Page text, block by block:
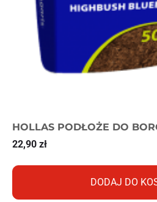
HOLLAS PODŁOŻE DO
22,90 zł
DODAJ DO